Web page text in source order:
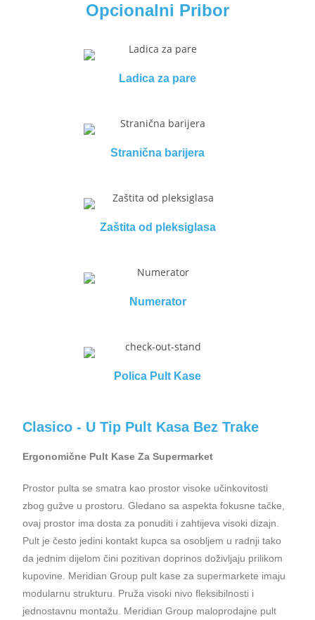
Opcionalni Pribor
Ladica za pare
Stranična barijera
Zaštita od pleksiglasa
Numerator
Polica Pult Kase
Clasico - U Tip Pult Kasa Bez Trake
Ergonomične Pult Kase Za Supermarket
Prostor pulta se smatra kao prostor visoke učinkovitosti
zbog gužve u prostoru. Gledano sa aspekta fokusne tačke,
ovaj prostor ima dosta za ponuditi i zahtijeva visoki dizajn.
Pult je često jedini kontakt kupca sa osobljem u radnji tako
da jednim dijelom čini pozitivan doprinos doživljaju prilikom
kupovine. Meridian Group pult kase za supermarkete imaju
modularnu strukturu. Pruža visoki nivo fleksibilnosti i
jednostavnu montažu. Meridian Group maloprodajne pult